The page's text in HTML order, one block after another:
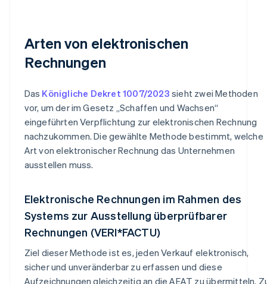
Arten von elektronischen
Rechnungen
Das Königliche Dekret 1007/2023 sieht zwei Methoden
vor, um der im Gesetz „Schaffen und Wachsen“
eingeführten Verpflichtung zur elektronischen Rechnung
nachzukommen. Die gewählte Methode bestimmt, welche
Art von elektronischer Rechnung das Unternehmen
ausstellen muss.
Elektronische Rechnungen im Rahmen des
Systems zur Ausstellung überprüfbarer
Rechnungen (VERI*FACTU)
Ziel dieser Methode ist es, jeden Verkauf elektronisch,
sicher und unveränderbar zu erfassen und diese
Aufzeichnungen gleichzeitig an die AEAT zu übermitteln.